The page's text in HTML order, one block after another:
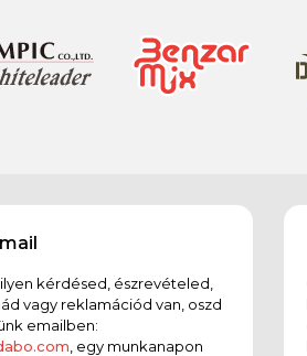
kérdésed, észrevételed,
vagy reklamációd van, oszd
emailben:
, egy munkanapon